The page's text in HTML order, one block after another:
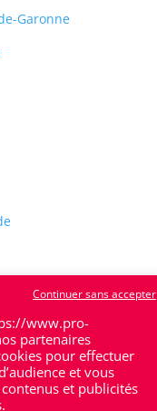
Garonne
Lot
www.pro-
partenaires
pour effectuer
et vous
et publicités
Continuer sans accepter